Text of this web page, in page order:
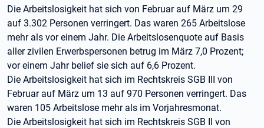
Die Arbeitslosigkeit hat sich von Februar auf März um 29
auf 3.302 Personen verringert. Das waren 265 Arbeitslose
mehr als vor einem Jahr. Die Arbeitslosenquote auf Basis
aller zivilen Erwerbspersonen betrug im März 7,0 Prozent;
vor einem Jahr belief sie sich auf 6,6 Prozent.
Die Arbeitslosigkeit hat sich im Rechtskreis SGB III von
Februar auf März um 13 auf 970 Personen verringert. Das
waren 105 Arbeitslose mehr als im Vorjahresmonat.
Die Arbeitslosigkeit hat sich im Rechtskreis SGB II von